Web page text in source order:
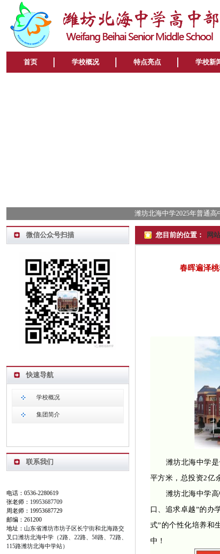
首页 学校概况 特点亮点 学校新
您目前的位置： 网
春晖遍泽
潍坊北海中学
平方米，总投资2亿
潍坊北海中学
口、追求卓越”的办
式”的个性化培养和
中！
微信公众号扫描
快速导航
学校概况
集团简介
联系我们
电话：0536-2280619
张老师： 19953687709
周老师：19953687729
邮编：261200
地址： 山东省潍坊市坊子区长宁街和北海路交
叉口潍坊北海中学（2路、22路、58路、72路、
115路潍坊北海中学站）